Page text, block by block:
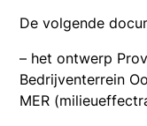
De volgende
– het ontwerp
Bedrijventerrein
MER